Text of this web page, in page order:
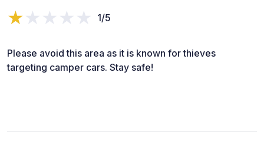
1/5
Please avoid this area as it is known for thieves
targeting camper cars. Stay safe!